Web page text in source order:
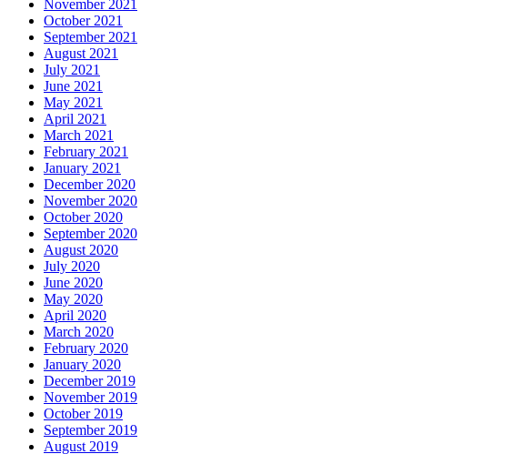
November 2021
October 2021
September 2021
August 2021
July 2021
June 2021
May 2021
April 2021
March 2021
February 2021
January 2021
December 2020
November 2020
October 2020
September 2020
August 2020
July 2020
June 2020
May 2020
April 2020
March 2020
February 2020
January 2020
December 2019
November 2019
October 2019
September 2019
August 2019